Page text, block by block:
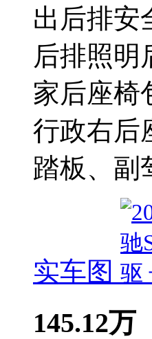
出后排安
后排照明
家后座椅
行政右后
踏板、副
实车图
145.12万